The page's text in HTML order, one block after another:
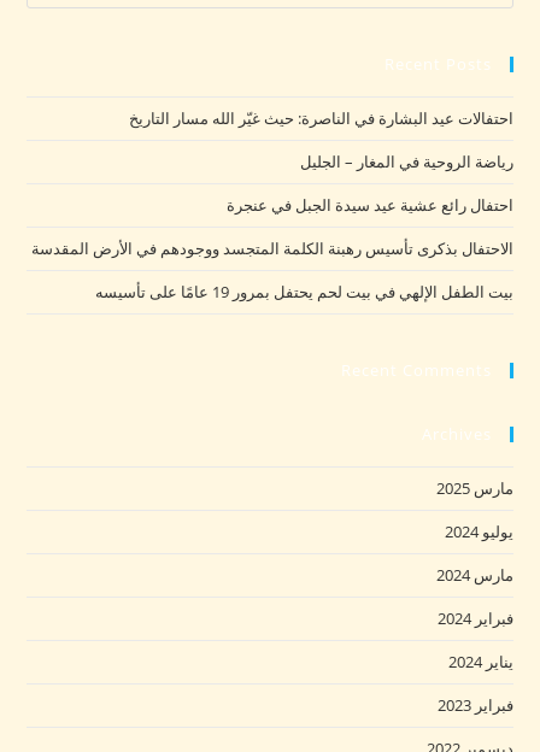
Recent Posts
احتفالات عيد البشارة في الناصرة: حيث غيّر الله مسار التاريخ
رياضة الروحية في المغار – الجليل
احتفال رائع عشية عيد سيدة الجبل في عنجرة
الاحتفال بذكرى تأسيس رهبنة الكلمة المتجسد ووجودهم في الأرض المقدسة
بيت الطفل الإلهي في بيت لحم يحتفل بمرور 19 عامًا على تأسيسه
Recent Comments
Archives
مارس 2025
يوليو 2024
مارس 2024
فبراير 2024
يناير 2024
فبراير 2023